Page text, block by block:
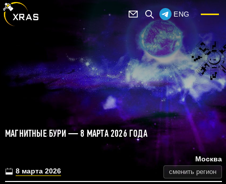
ENG
МАГНИТНЫЕ БУРИ — 8 МАРТА 2026 ГОДА
8 марта 2026
Москва
сменить регион